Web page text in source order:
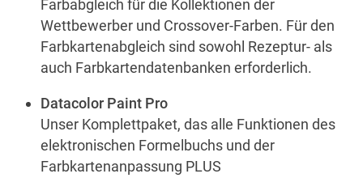
Farbabgleich für die Kollektionen der
Wettbewerber und Crossover-Farben. Für den
Farbkartenabgleich sind sowohl Rezeptur- als
auch Farbkartendatenbanken erforderlich.
Datacolor Paint Pro
Unser Komplettpaket, das alle Funktionen des
elektronischen Formelbuchs und der
Farbkartenanpassung PLUS